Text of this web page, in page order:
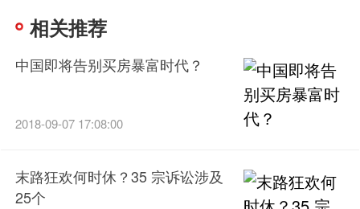
相关推荐
中国即将告别买房暴富时代？
2018-09-07 17:08:00
末路狂欢何时休？35 宗诉讼涉及
25个